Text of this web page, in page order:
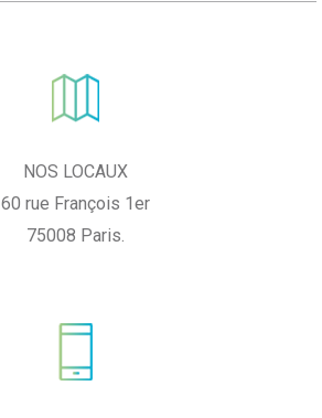
NOS LOCAUX
60 rue François 1er
75008 Paris.